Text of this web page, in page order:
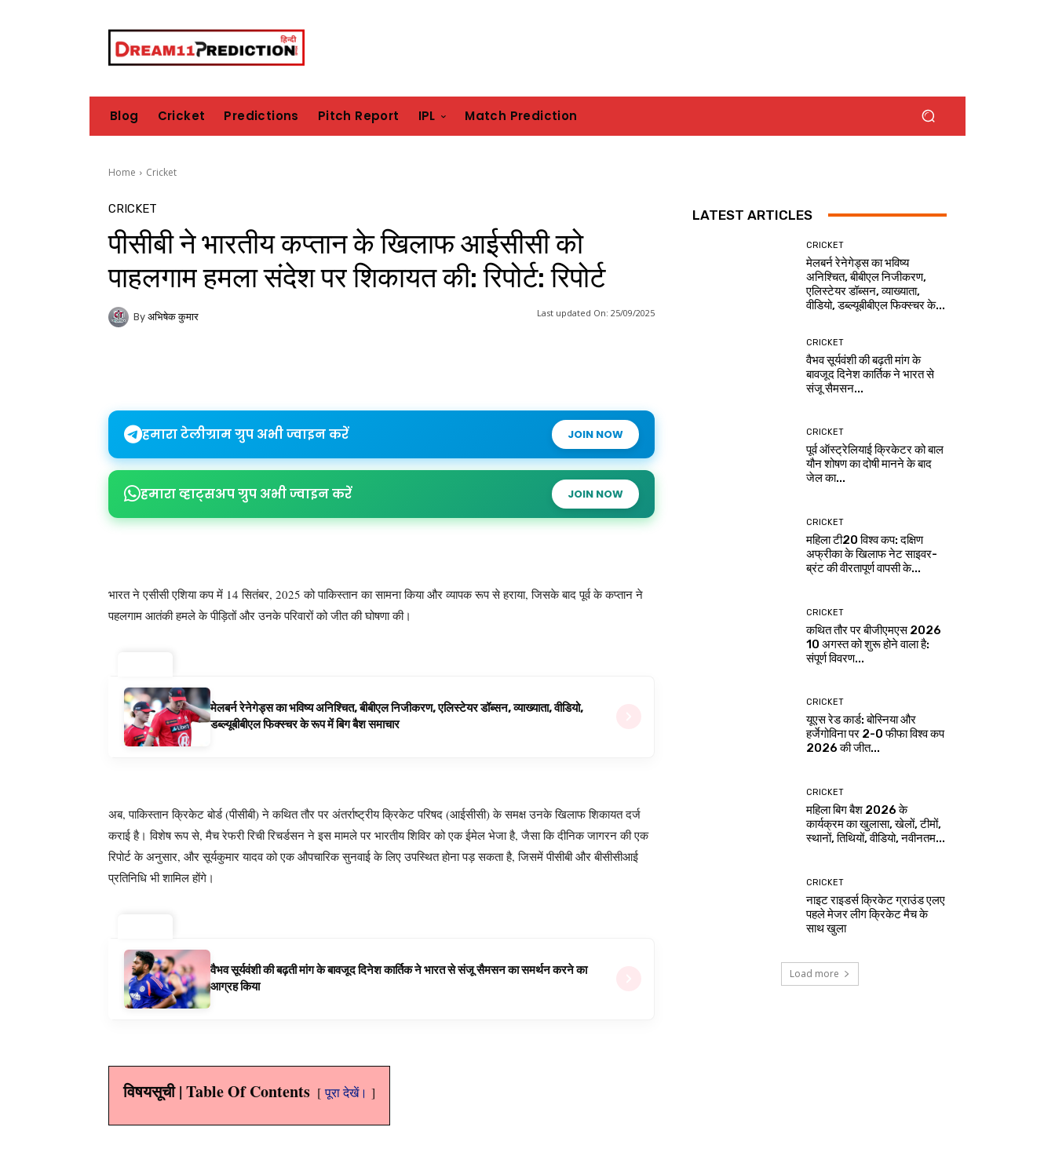
Blog Cricket Predictions Pitch Report IPL Match Prediction
Home Cricket
CRICKET
पीसीबी ने भारतीय कप्तान के खिलाफ आईसीसी को
पाहलगाम हमला संदेश पर शिकायत की: रिपोर्ट: रिपोर्ट
By अभिषेक कुमार Last updated On: 25/09/2025
हमारा टेलीग्राम ग्रुप अभी ज्वाइन करें JOIN NOW
हमारा व्हाट्सअप ग्रुप अभी ज्वाइन करें JOIN NOW
भारत ने एसीसी एशिया कप में 14 सितंबर, 2025 को पाकिस्तान का सामना किया और व्यापक रूप से हराया, जिसके बाद पूर्व के कप्तान ने
पहलगाम आतंकी हमले के पीड़ितों और उनके परिवारों को जीत की घोषणा की।
मेलबर्न रेनेगेड्स का भविष्य अनिश्चित, बीबीएल निजीकरण, एलिस्टेयर डॉब्सन, व्याख्याता, वीडियो,
डब्ल्यूबीबीएल फिक्स्चर के रूप में बिग बैश समाचार
अब, पाकिस्तान क्रिकेट बोर्ड (पीसीबी) ने कथित तौर पर अंतर्राष्ट्रीय क्रिकेट परिषद (आईसीसी) के समक्ष उनके खिलाफ शिकायत दर्ज
कराई है। विशेष रूप से, मैच रेफरी रिची रिचर्डसन ने इस मामले पर भारतीय शिविर को एक ईमेल भेजा है, जैसा कि दीनिक जागरन की एक
रिपोर्ट के अनुसार, और सूर्यकुमार यादव को एक औपचारिक सुनवाई के लिए उपस्थित होना पड़ सकता है, जिसमें पीसीबी और बीसीसीआई
प्रतिनिधि भी शामिल होंगे।
वैभव सूर्यवंशी की बढ़ती मांग के बावजूद दिनेश कार्तिक ने भारत से संजू सैमसन का समर्थन करने का
आग्रह किया
विषयसूची | Table Of Contents पूरा देखें।
LATEST ARTICLES
CRICKET
मेलबर्न रेनेगेड्स का भविष्य
अनिश्चित, बीबीएल निजीकरण,
एलिस्टेयर डॉब्सन, व्याख्याता,
वीडियो, डब्ल्यूबीबीएल फिक्स्चर के...
CRICKET
वैभव सूर्यवंशी की बढ़ती मांग के
बावजूद दिनेश कार्तिक ने भारत से
संजू सैमसन...
CRICKET
पूर्व ऑस्ट्रेलियाई क्रिकेटर को बाल
यौन शोषण का दोषी मानने के बाद
जेल का...
CRICKET
महिला टी20 विश्व कप: दक्षिण
अफ्रीका के खिलाफ नेट साइवर-
ब्रंट की वीरतापूर्ण वापसी के...
CRICKET
कथित तौर पर बीजीएमएस 2026
10 अगस्त को शुरू होने वाला है:
संपूर्ण विवरण...
CRICKET
यूएस रेड कार्ड: बोस्निया और
हर्जेगोविना पर 2-0 फीफा विश्व कप
2026 की जीत...
CRICKET
महिला बिग बैश 2026 के
कार्यक्रम का खुलासा, खेलों, टीमों,
स्थानों, तिथियों, वीडियो, नवीनतम...
CRICKET
नाइट राइडर्स क्रिकेट ग्राउंड एलए
पहले मेजर लीग क्रिकेट मैच के
साथ खुला
Load more